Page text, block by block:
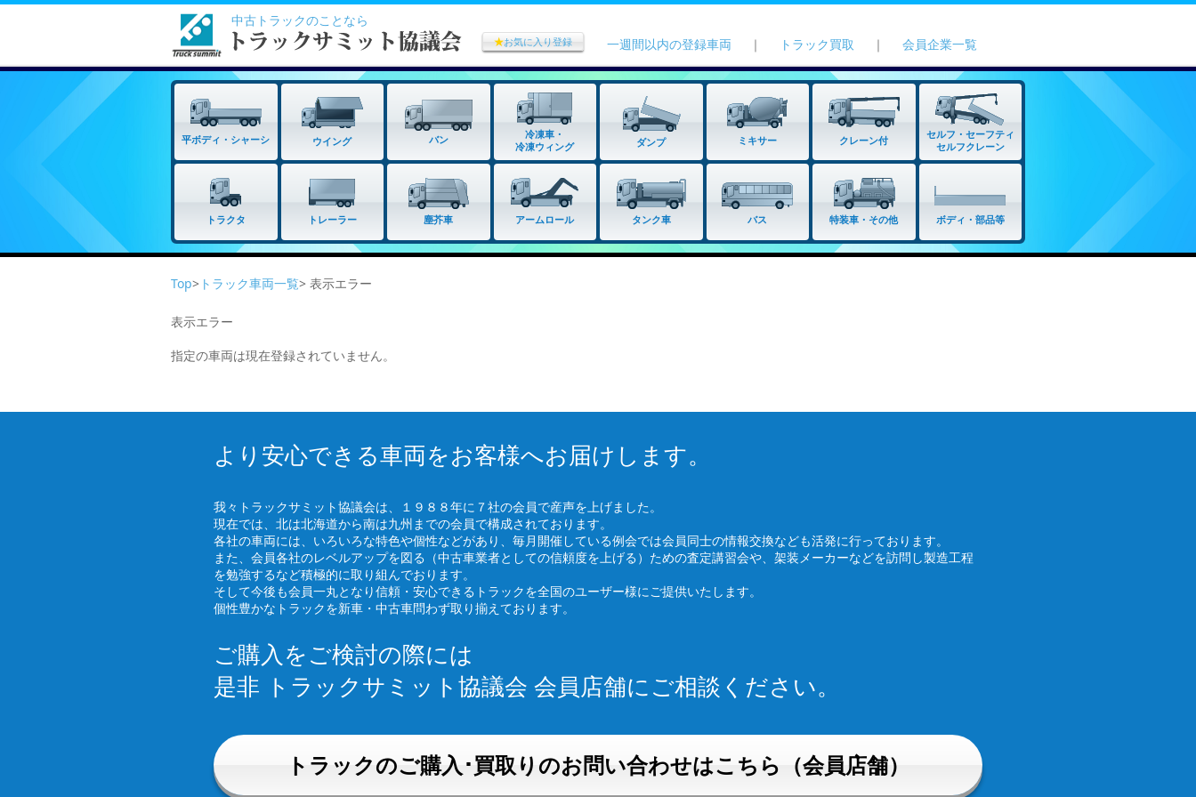
中古トラックのことなら
★お気に入り登録 一週間以内の登録車両 ｜ トラック買取 ｜ 会員企業一覧
平ボディ・シャーシ ウイング バン
冷凍車・
冷凍ウィング
ダンプ ミキサー クレーン付
セルフ・セーフティ
セルフクレーン
トラクタ トレーラー 塵芥車 アームロール タンク車 バス 特装車・その他 ボディ・部品等
Top> トラック車両一覧> 表示エラー
表示エラー
指定の車両は現在登録されていません。
より安心できる車両をお客様へお届けします。
我々トラックサミット協議会は、１９８８年に７社の会員で産声を上げました。
現在では、北は北海道から南は九州までの会員で構成されております。
各社の車両には、いろいろな特色や個性などがあり、毎月開催している例会では会員同士の情報交換なども活発に行っております。
また、会員各社のレベルアップを図る（中古車業者としての信頼度を上げる）ための査定講習会や、架装メーカーなどを訪問し製造工程
を勉強するなど積極的に取り組んでおります。
そして今後も会員一丸となり信頼・安心できるトラックを全国のユーザー様にご提供いたします。
個性豊かなトラックを新車・中古車問わず取り揃えております。
ご購入をご検討の際には
是非 トラックサミット協議会 会員店舗にご相談ください。
トラックのご購入･買取りのお問い合わせはこちら（会員店舗）